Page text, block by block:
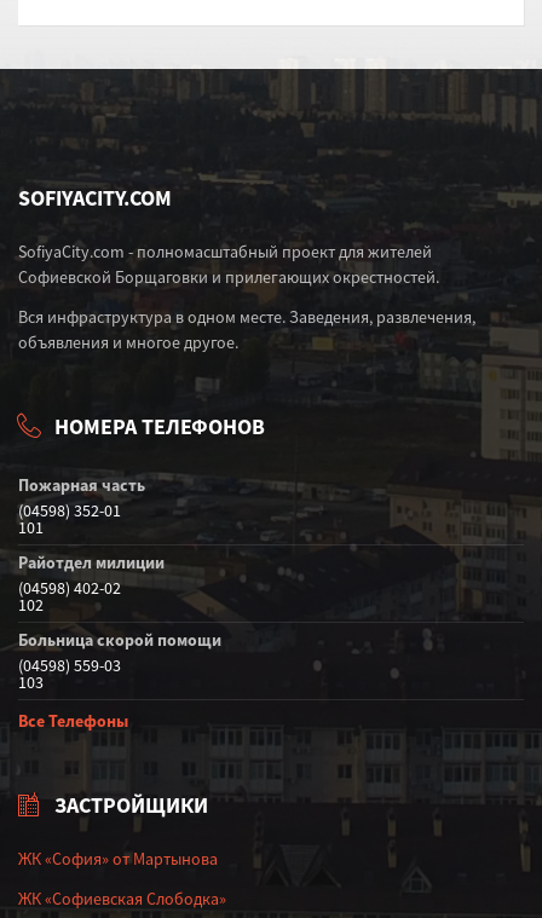
SOFIYACITY.COM
SofiyaCity.com - полномасштабный проект для жителей
Софиевской Борщаговки и прилегающих окрестностей.
Вся инфраструктура в одном месте. Заведения, развлечения,
объявления и многое другое.
НОМЕРА ТЕЛЕФОНОВ
Пожарная часть
(04598) 352-01
101
Райотдел милиции
(04598) 402-02
102
Больница скорой помощи
(04598) 559-03
103
Все Телефоны
ЗАСТРОЙЩИКИ
ЖК «София» от Мартынова
ЖК «Софиевская Слободка»